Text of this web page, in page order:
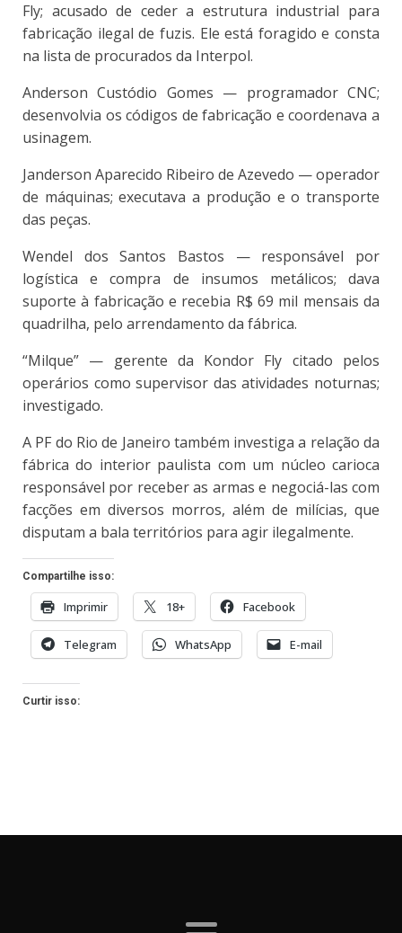
Fly; acusado de ceder a estrutura industrial para
fabricação ilegal de fuzis. Ele está foragido e consta
na lista de procurados da Interpol.
Anderson Custódio Gomes — programador CNC;
desenvolvia os códigos de fabricação e coordenava a
usinagem.
Janderson Aparecido Ribeiro de Azevedo — operador
de máquinas; executava a produção e o transporte
das peças.
Wendel dos Santos Bastos — responsável por
logística e compra de insumos metálicos; dava
suporte à fabricação e recebia R$ 69 mil mensais da
quadrilha, pelo arrendamento da fábrica.
“Milque” — gerente da Kondor Fly citado pelos
operários como supervisor das atividades noturnas;
investigado.
A PF do Rio de Janeiro também investiga a relação da
fábrica do interior paulista com um núcleo carioca
responsável por receber as armas e negociá-las com
facções em diversos morros, além de milícias, que
disputam a bala territórios para agir ilegalmente.
Compartilhe isso:
Imprimir 18+ Facebook
Telegram WhatsApp E-mail
Curtir isso: